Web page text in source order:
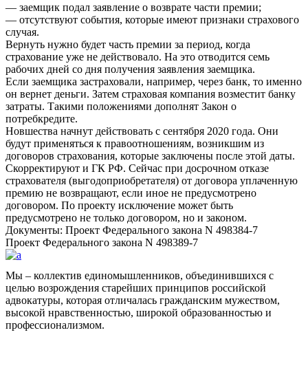
— заемщик подал заявление о возврате части премии;
— отсутствуют события, которые имеют признаки страхового
случая.
Вернуть нужно будет часть премии за период, когда
страхование уже не действовало. На это отводится семь
рабочих дней со дня получения заявления заемщика.
Если заемщика застраховали, например, через банк, то именно
он вернет деньги. Затем страховая компания возместит банку
затраты. Такими положениями дополнят Закон о
потребкредите.
Новшества начнут действовать с сентября 2020 года. Они
будут применяться к правоотношениям, возникшим из
договоров страхования, которые заключены после этой даты.
Скорректируют и ГК РФ. Сейчас при досрочном отказе
страхователя (выгодоприобретателя) от договора уплаченную
премию не возвращают, если иное не предусмотрено
договором. По проекту исключение может быть
предусмотрено не только договором, но и законом.
Документы: Проект Федерального закона N 498384-7
Проект Федерального закона N 498389-7
Мы – коллектив единомышленников, объединившихся с
целью возрождения старейших принципов российской
адвокатуры, которая отличалась гражданским мужеством,
высокой нравственностью, широкой образованностью и
профессионализмом.